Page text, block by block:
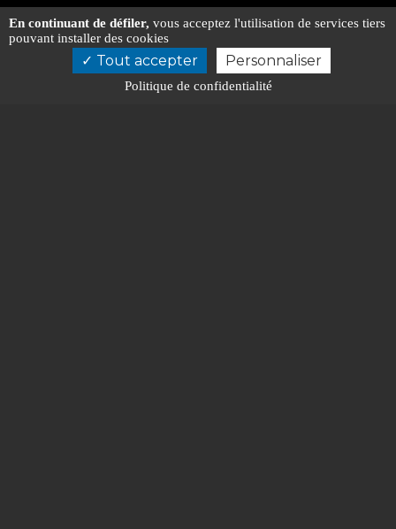
DEVIS GRATUIT
ETUDE DE VOTRE PROJET
En continuant de défiler, vous acceptez l'utilisation de services tiers
pouvant installer des cookies
Tout accepter Personnaliser
Politique de confidentialité